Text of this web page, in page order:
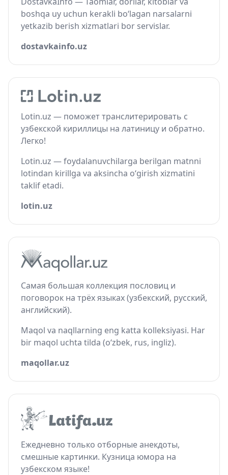
boshqa uy uchun kerakli bo‘lagan narsalarni
yetkazib berish xizmatlari bor servislar.
dostavkainfo.uz
Lotin.uz — поможет транслитерировать с
узбекской кириллицы на латиницу и обратно.
Легко!
Lotin.uz — foydalanuvchilarga berilgan matnni
lotindan kirillga va aksincha o‘girish xizmatini
taklif etadi.
lotin.uz
Самая большая коллекция пословиц и
поговорок на трёх языках (узбекский, русский,
английский).
Maqol va naqllarning eng katta kolleksiyasi. Har
bir maqol uchta tilda (o‘zbek, rus, ingliz).
maqollar.uz
Ежедневно только отборные анекдоты,
смешные картинки. Кузница юмора на
узбекском языке!